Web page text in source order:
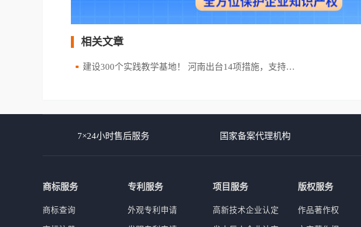
相关文章
建设300个实践教学基地！ 河南出台14项措施，支持大学生创新创业
7×24小时售后服务 国家备案代理机构
商标服务
商标查询
专利服务
外观专利申请
项目服务
高新技术企业认定
版权服务
作品著作权